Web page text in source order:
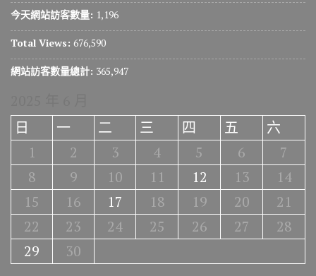
今天網站訪客數量: 1,196
Total Views: 676,590
網站訪客數量總計: 365,947
日
一 二 三 四 五
六
1
2 3 4 5 6
7
8
9 10 11 12 13
14
15
16 17 18 19 20
21
22
23 24 25 26 27
28
29
30